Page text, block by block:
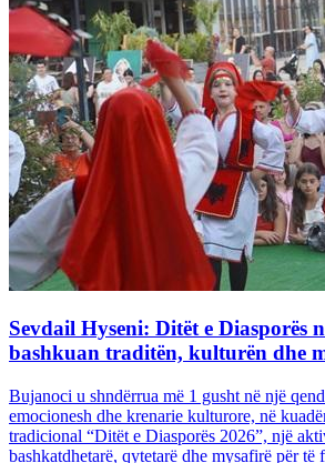
Sevdail Hyseni: Ditët e Diasporës
bashkuan traditën, kulturën dhe
Bujanoci u shndërrua më 1 gusht në një
emocionesh dhe krenarie kulturore, në
tradicional “Ditët e Diasporës 2026”, një
bashkatdhetarë, qytetarë dhe mysafirë për të